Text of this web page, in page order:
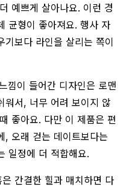
예쁘게 살아나요. 이런 경
균형이 좋아져요. 행사 자
기보다 라인을 살리는 쪽이
낌이 들어간 디자인은 로맨
워서, 너무 어려 보이지 않
좋아요. 다만 이 제품은 편
, 오래 걷는 데이트보다는
일정에 더 적합해요.
간결한 힐과 매치하면 다